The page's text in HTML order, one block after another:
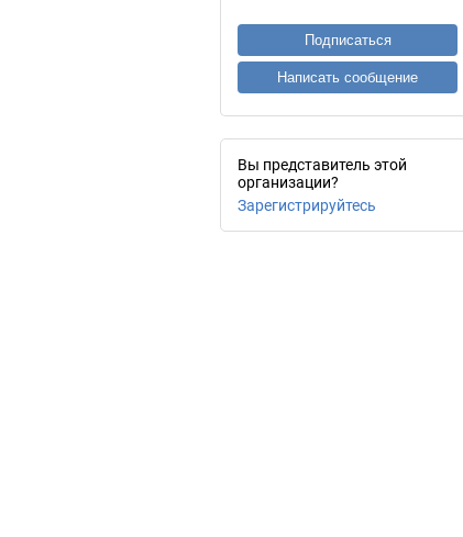
Подписаться
Написать сообщение
Вы представитель этой
организации?
Зарегистрируйтесь